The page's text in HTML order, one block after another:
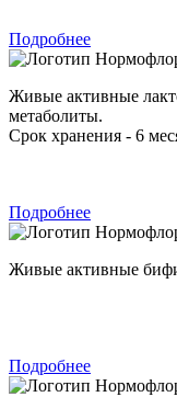
Подробнее
Живые активные
метаболиты.
Срок хранения - 6
Подробнее
Живые активные
Подробнее